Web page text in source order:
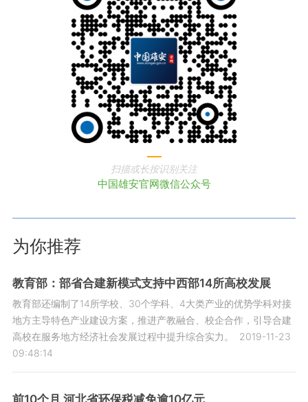
扫描或长按识别关注
中国雄安官网微信公众号
为你推荐
教育部：部省合建新模式支持中西部14所高校发展
教育部还编制了14所学校、30个学科、4大类产业的优势学科对接
地方主导特色产业建设方案，推进产教融合、校企合作，引导合建
高校在服务地方经济社会发展过程中提升综合实力。
2019-11-23
09:48:14